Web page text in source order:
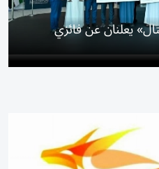
يعلنان عن فائزي